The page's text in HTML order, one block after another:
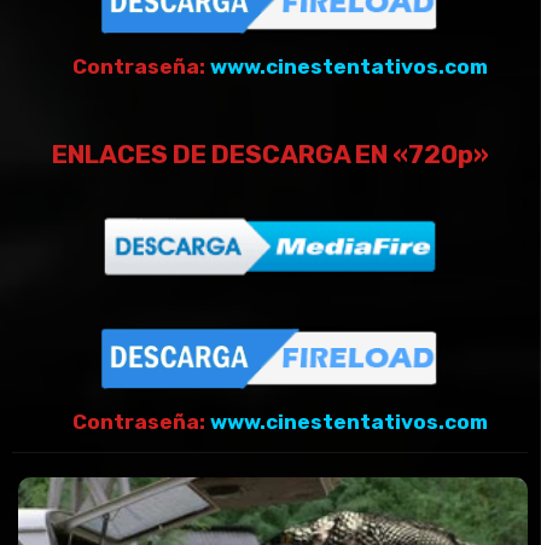
Contraseña: www.cinestentativos.com
ENLACES DE DESCARGA EN «720p»
Contraseña: www.cinestentativos.com